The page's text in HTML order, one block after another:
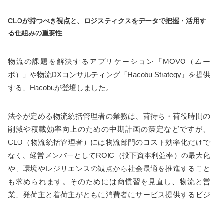
CLOが持つべき視点と、ロジスティクスをデータで把握・活用す
る仕組みの重要性
物流の課題を解決するアプリケーション「MOVO（ムー
ボ）」や物流DXコンサルティング「Hacobu Strategy」を提供
する、Hacobuが登壇しました。
法令が定める物流統括管理者の業務は、荷待ち・荷役時間の
削減や積載効率向上のための中期計画の策定などですが、
CLO（物流統括管理者）には物流部門のコスト効率化だけで
なく、経営メンバーとしてROIC（投下資本利益率）の最大化
や、環境やレジリエンスの観点から社会最適を推進すること
も求められます。そのためには商慣習を見直し、物流と営
業、発荷主と着荷主がともに消費者にサービス提供するビジ